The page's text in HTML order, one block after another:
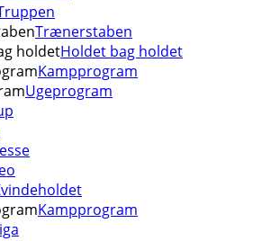
Trænerstaben
holdetHoldet bag holdet
Kampprogram
Ugeprogram
Kampprogram